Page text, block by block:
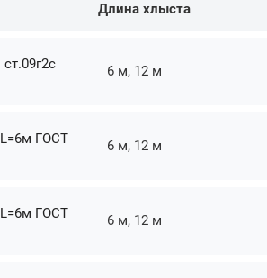
Длина хлыста
6 м, 12 м
L=6м ГОСТ
6 м, 12 м
L=6м ГОСТ
6 м, 12 м